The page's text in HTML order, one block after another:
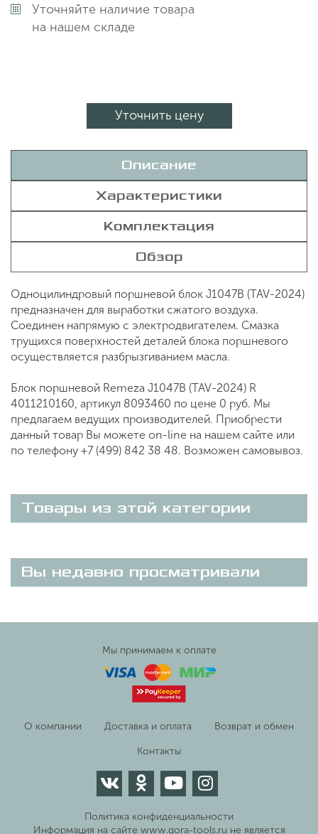
Уточняйте наличие товара
на нашем складе
Уточнить цену
Описание
Характеристики
Комплектация
Обзор
Одноцилиндровый поршневой блок J1047B (TAV-2024)
предназначен для выработки сжатого воздуха.
Соединен напрямую с электродвигателем. Смазка
трущихся поверхностей деталей блока поршневого
осуществляется разбрызгиванием масла.
Блок поршневой Remeza J1047B (TAV-2024) R
4011210160, артикул 8093460 по цене 0 руб. Мы
предлагаем ведущих производителей. Приобрести
данный товар Вы можете on-line на нашем сайте или
по телефону +7 (499) 842 38 48. Возможен самовывоз.
Товары из этой категории
Вы недавно просматривали
Мы принимаем к оплате
О компании Доставка и оплата Возврат и обмен
Контакты
Политика конфиденциальности
Информация на сайте www.gora-tools.ru не является